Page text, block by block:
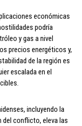
económicas
podría
y gas a nivel
precios energéticos y,
de la región es
escalada en el
incluyendo la
del conflicto, eleva las